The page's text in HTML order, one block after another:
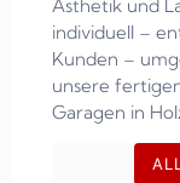
Ästhetik und
individuell –
Kunden –
unsere
Garagen in